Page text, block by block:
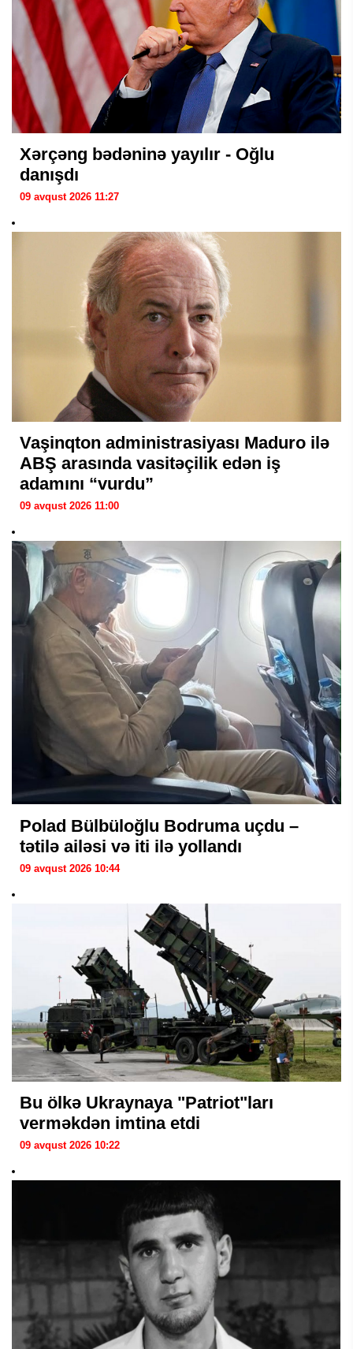
Xərçəng bədəninə yayılır - Oğlu
danışdı
09 avqust 2026 11:27
Vaşinqton administrasiyası Maduro ilə
ABŞ arasında vasitəçilik edən iş
adamını “vurdu”
09 avqust 2026 11:00
Polad Bülbüloğlu Bodruma uçdu –
tətilə ailəsi və iti ilə yollandı
09 avqust 2026 10:44
Bu ölkə Ukraynaya "Patriot"ları
verməkdən imtina etdi
09 avqust 2026 10:22